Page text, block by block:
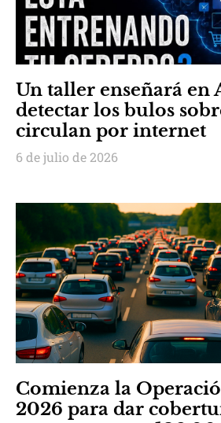
Un taller enseñará en
detectar los bulos
circulan por internet
6 de julio de 2026
Comienza la
2026 para dar